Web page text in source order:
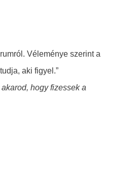
Véleménye szerint a
aki figyel.”
hogy fizessek a